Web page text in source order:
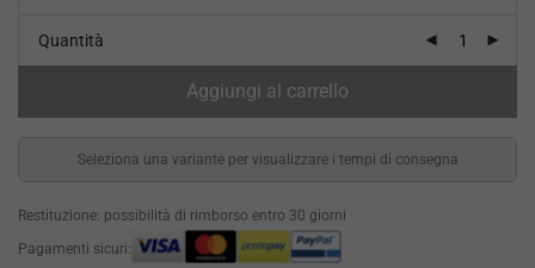
Quantità
Aggiungi al carrello
Seleziona una variante per visualizzare i tempi di consegna
Restituzione: possibilità di rimborso entro 30 giorni
Pagamenti sicuri: